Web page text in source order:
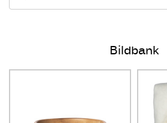
Bildbank